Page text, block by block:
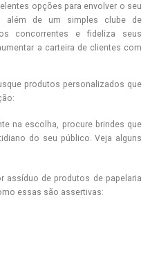
opções para envolver o seu
além de um simples clube de
concorrentes e fideliza seus
a carteira de clientes com
produtos personalizados que
na escolha, procure brindes que
do seu público. Veja alguns
assíduo de produtos de papelaria
essas são assertivas: